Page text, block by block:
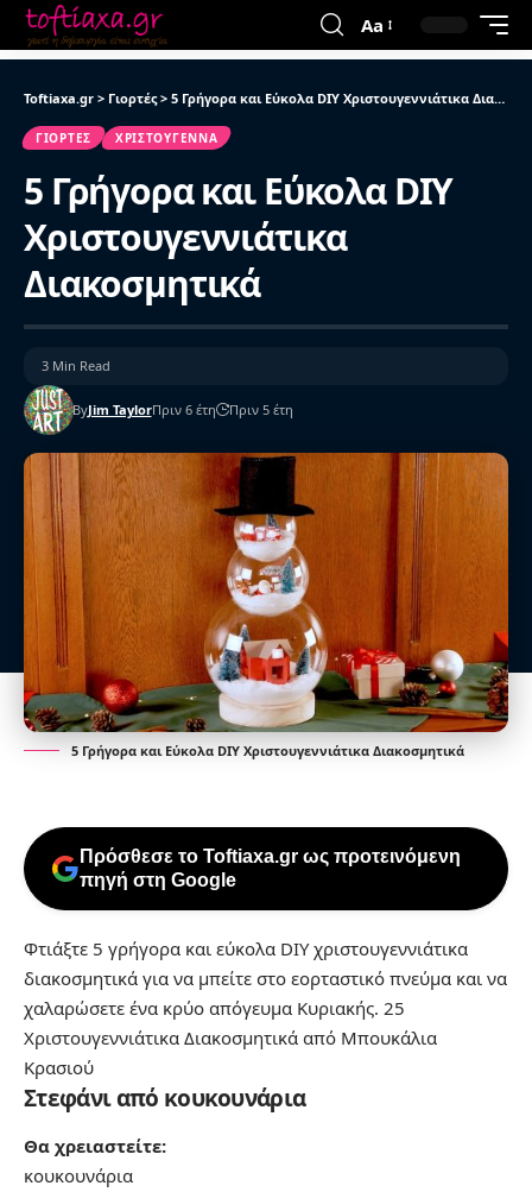
Aa
Toftiaxa.gr > Γιορτές> 5 Γρήγορα και Εύκολα DIY Χριστουγεννιάτικα Διακοσμητικά
ΓΙΟΡΤΈΣ ΧΡΙΣΤΟΎΓΕΝΝΑ
5 Γρήγορα και Εύκολα DIY
Χριστουγεννιάτικα
Διακοσμητικά
ByJim TaylorΠριν 6 έτη Πριν 5 έτη
3 Min Read
5 Γρήγορα και Εύκολα DIY Χριστουγεννιάτικα Διακοσμητικά
Πρόσθεσε το Toftiaxa.gr ως προτεινόμενη
πηγή στη Google
Φτιάξτε 5 γρήγορα και εύκολα DIY χριστουγεννιάτικα
διακοσμητικά για να μπείτε στο εορταστικό πνεύμα και να
χαλαρώσετε ένα κρύο απόγευμα Κυριακής. 25
Χριστουγεννιάτικα Διακοσμητικά από Μπουκάλια
Κρασιού
Στεφάνι από κουκουνάρια
Θα χρειαστείτε:
κουκουνάρια